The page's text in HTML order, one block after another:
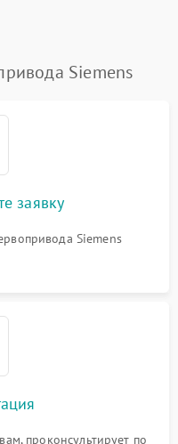
Siemens
заявку
Siemens
проконсультирует по